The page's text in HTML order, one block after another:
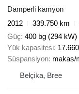
Damperli kamyon
2012
339.750 km
Güç 400 bg (294 kW)
Yük kapasitesi
Süspansiyon makas/
Belçika, Bree